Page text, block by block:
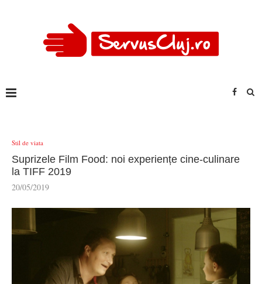
Stil de viata
Suprizele Film Food: noi experiențe cine-culinare
la TIFF 2019
20/05/2019